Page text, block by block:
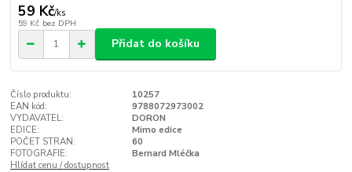
59 Kč/ks
59 Kč bez DPH
Přidat do košíku
Číslo produktu:
10257
EAN kód:
9788072973002
VYDAVATEL:
DORON
EDICE:
Mimo edice
POČET STRAN:
60
FOTOGRAFIE:
Bernard Mléčka
Hlídat cenu / dostupnost